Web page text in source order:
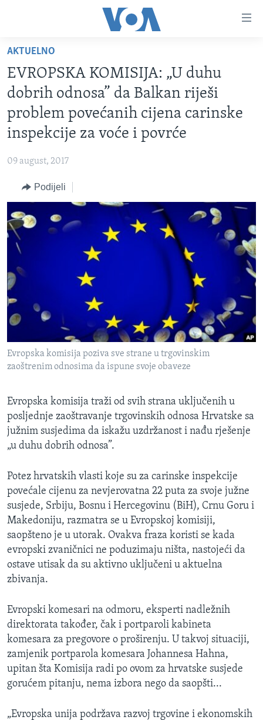
glavni
sadržaj
Pređi
na
glavnu
navigaciju
na
VIDEO
FOTOGRAFIJE DANA
BOSNA I HERCEGOVINA
SVIJET
SPECIJALNI PROJEKTI
KORUPCIJA
SLOBODA MEDIJA
ŽENSKA STRANA
IZBJEGLIČKA STRANA
MAGAZIN
O GLASU AMERIKE
Learning English
PRATITE NAS
Jezici
AKTUELNO
EVROPSKA KOMISIJA: „U duhu
dobrih odnosa” da Balkan riješi
problem povećanih cijena carinske
inspekcije za voće i povrće
09 august, 2017
Podijeli
Evropska komisija poziva sve strane u trgovinskim
zaoštrenim odnosima da ispune svoje obaveze
Evropska komisija traži od svih strana uključenih u
posljednje zaoštravanje trgovinskih odnosa Hrvatske sa
južnim susjedima da iskažu uzdržanost i nađu rješenje
„u duhu dobrih odnosa”.
Potez hrvatskih vlasti koje su za carinske inspekcije
povećale cijenu za nevjerovatna 22 puta za svoje južne
susjede, Srbiju, Bosnu i Hercegovinu (BiH), Crnu Goru i
Makedoniju, razmatra se u Evropskoj komisiji,
saopšteno je u utorak. Ovakva fraza koristi se kada
evropski zvaničnici ne poduzimaju ništa, nastojeći da
ostave utisak da su aktivno uključeni u aktuelna
zbivanja.
Evropski komesari na odmoru, eksperti nadležnih
direktorata također, čak i portparoli kabineta
komesara za pregovore o proširenju. U takvoj situaciji,
zamjenik portparola komesara Johannesa Hahna,
upitan šta Komisija radi po ovom za hrvatske susjede
gorućem pitanju, nema izbora nego da saopšti...
„Evropska unija podržava razvoj trgovine i ekonomskih